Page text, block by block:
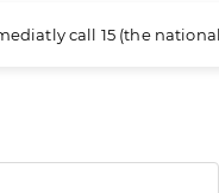
call 15 (the